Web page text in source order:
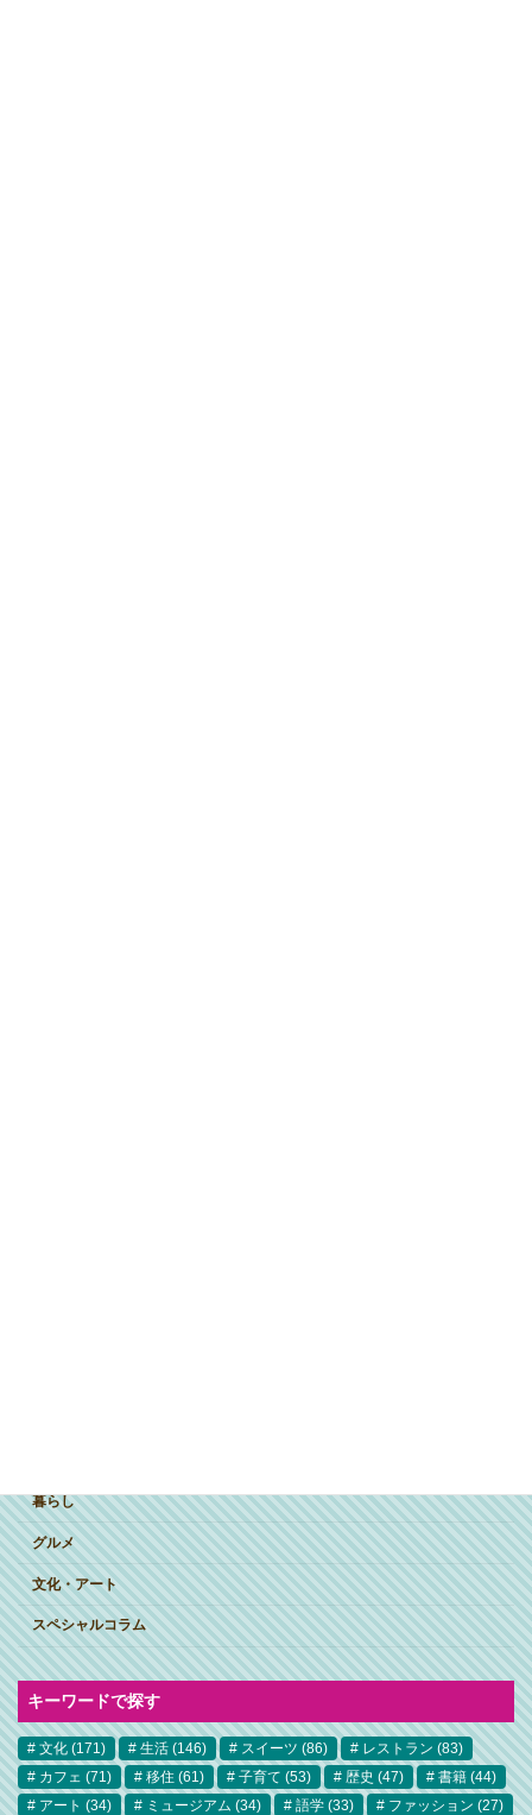
暮らし
グルメ
文化・アート
スペシャルコラム
キーワードで探す
文化 (171) 生活 (146) スイーツ (86) レストラン (83)
カフェ (71) 移住 (61) 子育て (53) 歴史 (47) 書籍 (44)
アート (34) ミュージアム (34) 語学 (33) ファッション (27)